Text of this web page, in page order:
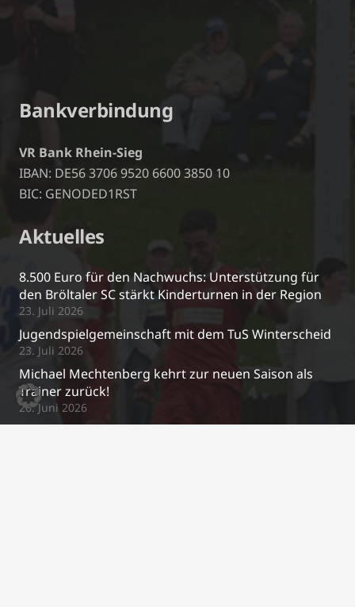
Bankverbindung
VR Bank Rhein-Sieg
IBAN: DE56 3706 9520 6600 3850 10
BIC: GENODED1RST
Aktuelles
8.500 Euro für den Nachwuchs: Unterstützung für
den Bröltaler SC stärkt Kinderturnen in der Region
23. Juli 2026
Jugendspielgemeinschaft mit dem TuS Winterscheid
23. Juli 2026
Michael Mechtenberg kehrt zur neuen Saison als
Trainer zurück!
26. Juni 2026